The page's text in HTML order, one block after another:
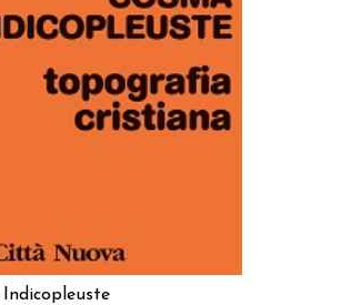
Indicopleuste